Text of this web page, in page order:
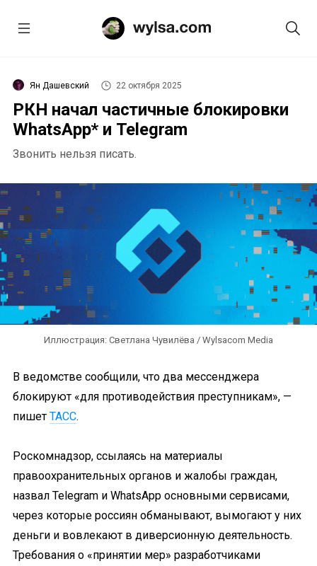
Ян Дашевский 22 октября 2025
РКН начал частичные блокировки
WhatsApp* и Telegram
Звонить нельзя писать.
Иллюстрация: Светлана Чувилёва / Wylsacom Media
В ведомстве сообщили, что два мессенджера
блокируют «для противодействия преступникам», —
пишет ТАСС.
Роскомнадзор, ссылаясь на материалы
правоохранительных органов и жалобы граждан,
назвал Telegram и WhatsApp основными сервисами,
через которые россиян обманывают, вымогают у них
деньги и вовлекают в диверсионную деятельность.
Требования о «принятии мер» разработчиками